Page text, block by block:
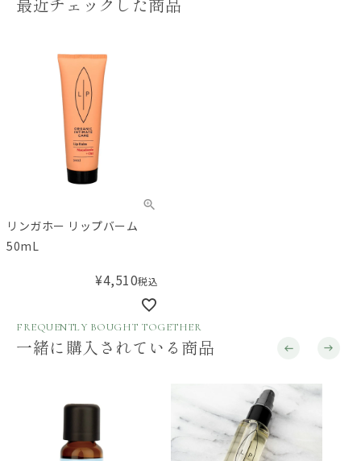
リンガホー リップバーム
50mL
¥4,510税込
FREQUENTLY BOUGHT TOGETHER
一緒に購入されている商品